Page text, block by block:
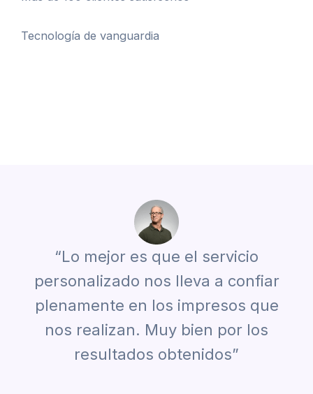
Tecnología de vanguardia
“Lo mejor es que el servicio
personalizado nos lleva a confiar
plenamente en los impresos que
nos realizan. Muy bien por los
resultados obtenidos”